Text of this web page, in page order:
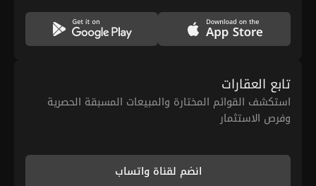
تابع العقارات
استكشف القوائم المختارة والمبيعات المسبقة الحصرية
وفرص الاستثمار
انضم لقناة واتساب